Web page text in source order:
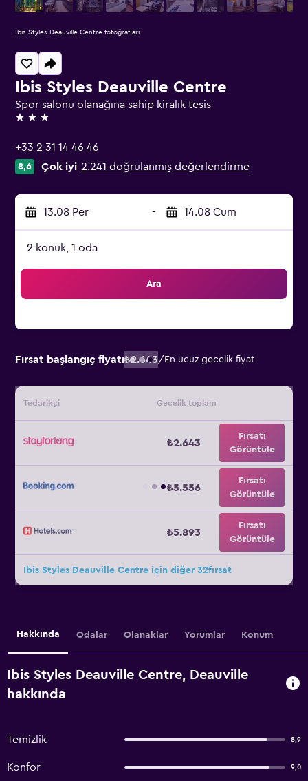
Ibis Styles Deauville Centre
Spor salonu olanağına sahip kiralık tesis
3 yıldız
+33 2 31 14 46 46
8,6 Çok iyi 2.241 doğrulanmış değerlendirme
13.08 Per - 14.08 Cum
2 konuk, 1 oda
Ara
Fırsat başlangıç fiyatı₺2.643/ En ucuz gecelik fiyat
Tedarikçi Gecelik toplam
₺2.643
Fırsatı
Görüntüle
₺5.556
Fırsatı
Görüntüle
₺5.893
Fırsatı
Görüntüle
Ibis Styles Deauville Centre için diğer 32fırsat
Ibis Styles Deauville Centre fotoğrafları
Hakkında Odalar Olanaklar Yorumlar Konum
Ibis Styles Deauville Centre, Deauville
hakkında
Temizlik 8,9
Konfor 9,0